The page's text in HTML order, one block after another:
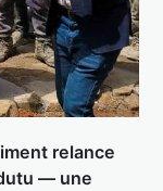
relance
— une